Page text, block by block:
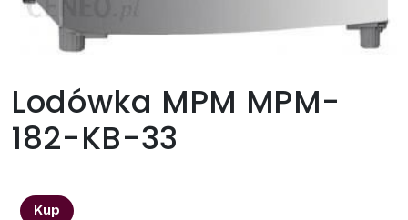
Lodówka MPM MPM-
182-KB-33
Kup